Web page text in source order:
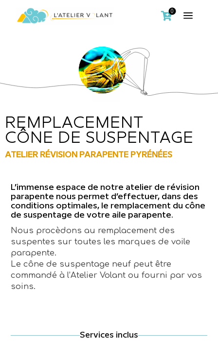
0 a
REMPLACEMENT
CÔNE DE SUSPENTAGE
ATELIER RÉVISION PARAPENTE PYRÉNÉES
L’immense espace de notre atelier de révision
parapente nous permet d’effectuer, dans des
conditions optimales, le remplacement du cône
de suspentage de votre aile parapente.
Nous procèdons au remplacement des
suspentes sur toutes les marques de voile
parapente.
Le cône de suspentage neuf peut être
commandé à l’Atelier Volant ou fourni par vos
soins.
Services inclus